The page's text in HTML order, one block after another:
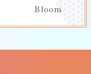
Bloom